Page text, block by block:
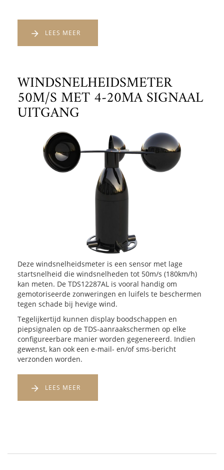
LEES MEER
WINDSNELHEIDSMETER
50M/S MET 4-20MA SIGNAAL
UITGANG
Deze windsnelheidsmeter is een sensor met lage
startsnelheid die windsnelheden tot 50m/s (180km/h)
kan meten. De TDS12287AL is vooral handig om
gemotoriseerde zonweringen en luifels te beschermen
tegen schade bij hevige wind.
Tegelijkertijd kunnen display boodschappen en
piepsignalen op de TDS-aanraakschermen op elke
configureerbare manier worden gegenereerd. Indien
gewenst, kan ook een e-mail- en/of sms-bericht
verzonden worden.
LEES MEER